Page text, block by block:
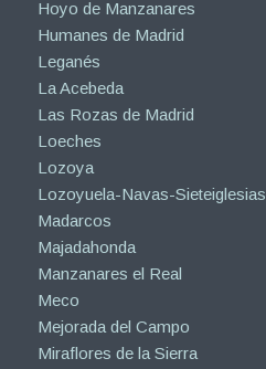
Hoyo de Manzanares
Humanes de Madrid
Leganés
La Acebeda
Las Rozas de Madrid
Loeches
Lozoya
Lozoyuela-Navas-Sieteiglesias
Madarcos
Majadahonda
Manzanares el Real
Meco
Mejorada del Campo
Miraflores de la Sierra